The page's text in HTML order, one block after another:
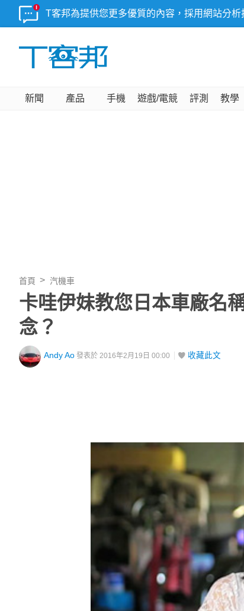
T客邦為提供您更多優質的內容，採用網站分
新聞 產品 手機 遊戲/電競 評測 教學
首頁 汽機車
卡哇伊妹教您日本車廠名
念？
Andy Ao 發表於 2016年2月19日 00:00 收藏此文